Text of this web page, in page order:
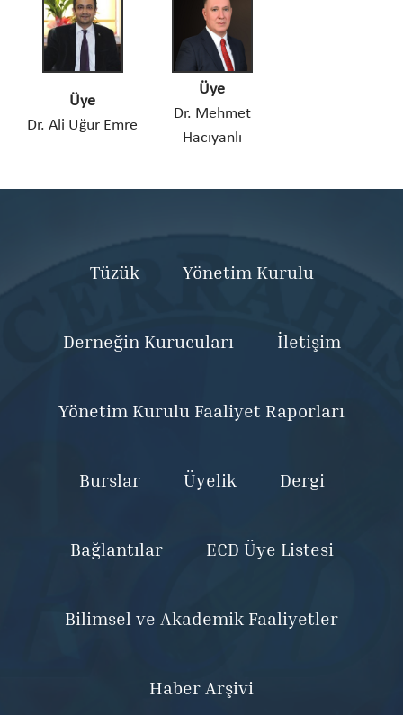
Üye
Dr. Ali Uğur Emre
Üye
Dr. Mehmet
Hacıyanlı
Tüzük Yönetim Kurulu
Derneğin Kurucuları İletişim
Yönetim Kurulu Faaliyet Raporları
Burslar Üyelik Dergi
Bağlantılar ECD Üye Listesi
Bilimsel ve Akademik Faaliyetler
Haber Arşivi